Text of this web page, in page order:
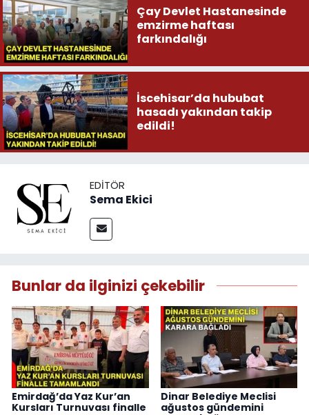
Çay Devlet Hastanesinde
emzirme haftası
farkındalığı
İscehisar’da hububat
hasadı yakından takip
edildi!
EDITÖR
Sema Ekici
Bunlar da ilginizi çekebilir
Emirdağ’da Yaz Kur’an
Kursları Turnuvası finalle
Dinar Belediye Meclisi
ağustos gündemini